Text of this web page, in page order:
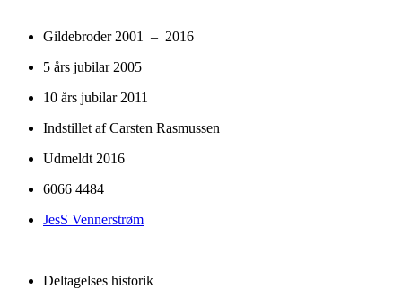
Gildebroder 2001 – 2016
5 års jubilar 2005
10 års jubilar 2011
Indstillet af Carsten Rasmussen
Udmeldt 2016
6066 4484
JesS Vennerstrøm
Deltagelses historik